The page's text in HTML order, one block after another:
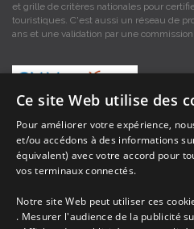
et grille de critères nationales pour
touristiques. C'est aussi un réseau de
ans et une validation par une
Les descriptions et photos contenues
la responsabilité des propriétaires, ces
contractuelles. Les données sont
Armor-vacances n'est pas un organisme
sur les locations, c'est simplement un
Ce site Web utilise des
Pour améliorer votre expérience,
et/ou accédons à des informations
équivalent) avec votre accord pour
vos terminaux connectés.
Notre site Web peut utiliser ces
. Mesurer l'audience de la publicité